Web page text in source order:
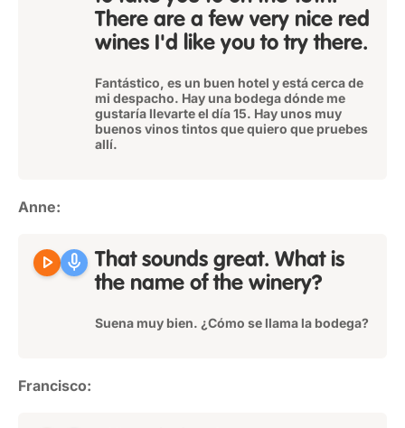
There are a few very nice red
wines I'd like you to try there.
Fantástico, es un buen hotel y está cerca de
mi despacho. Hay una bodega dónde me
gustaría llevarte el día 15. Hay unos muy
buenos vinos tintos que quiero que pruebes
allí.
Anne:
play_arrow mic That sounds great. What is
the name of the winery?
Suena muy bien. ¿Cómo se llama la bodega?
Francisco: